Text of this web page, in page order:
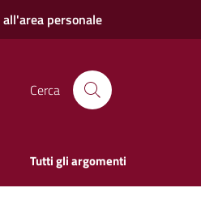
all'area personale
Cerca
Tutti gli argomenti